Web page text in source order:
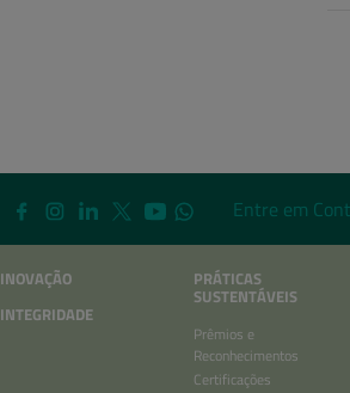
Entre em
INOVAÇÃO
INTEGRIDADE
PRÁTICAS
SUSTENTÁVEIS
Prêmios e
Reconhecimentos
Certificações